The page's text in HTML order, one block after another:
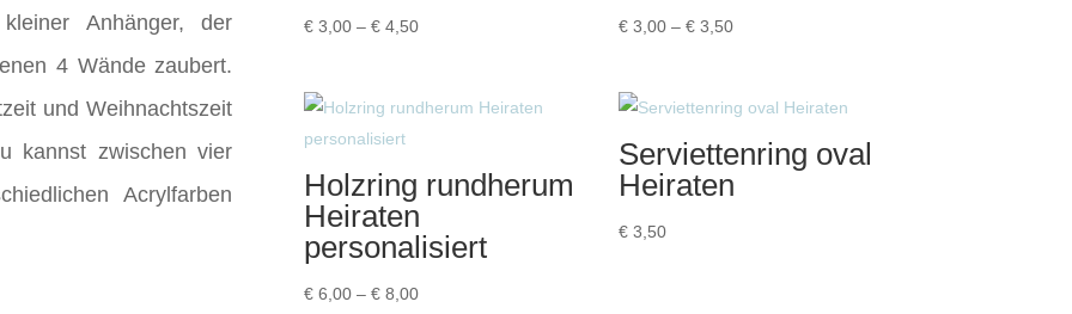
Anhänger, der
4 Wände zaubert.
und Weihnachtszeit
kannst zwischen vier
Acrylfarben
€3,00 – €4,50Preisspanne:
€ 4,50
€3,00 – €3,50Preisspanne:
€ 3,50
Holzring rundherum
Heiraten
personalisiert
€6,00 – €8,00Preisspanne:
Serviettenring oval
Heiraten
€3,50